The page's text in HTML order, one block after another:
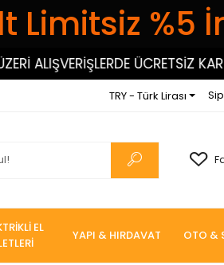
Limitsiz %5
ALIŞVERİŞLERDE ÜCRETSİZ KARGO!
TRY - Türk Lirası
EL
YAPI & HIRDAVAT OTO &